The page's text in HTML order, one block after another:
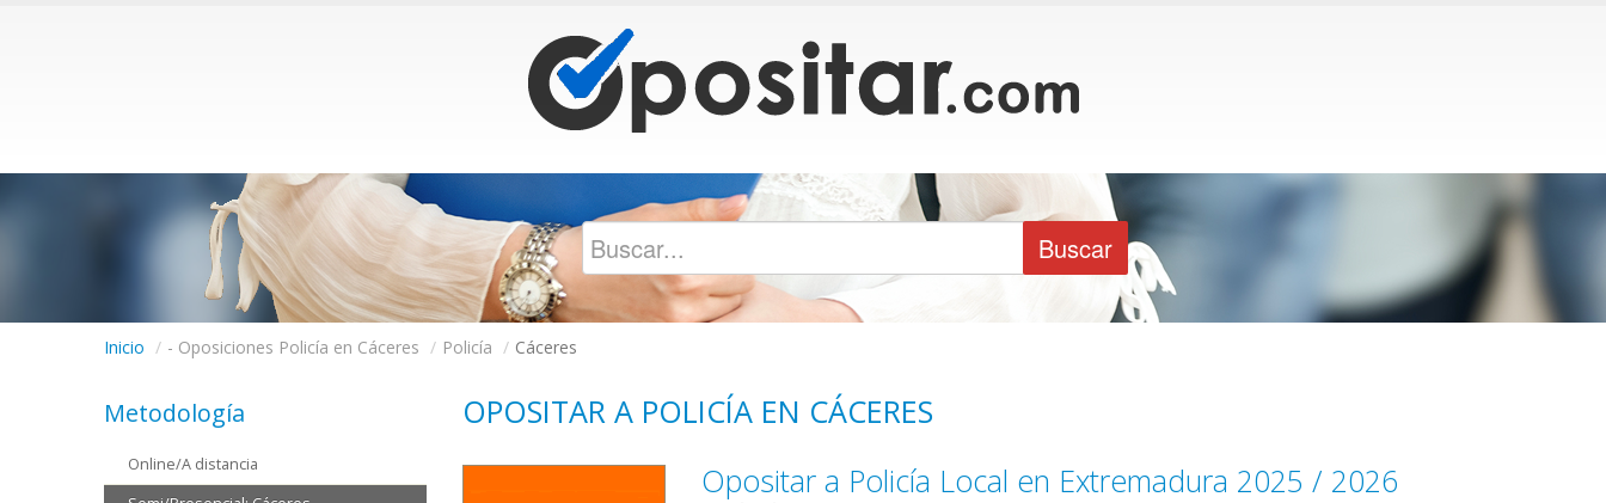
Inicio / - Oposiciones Policía en Cáceres / Policía / Cáceres
OPOSITAR A POLICÍA EN CÁCERES
Opositar a Policía Local en Extremadura 2025 / 2026
Metodología
Online/A distancia